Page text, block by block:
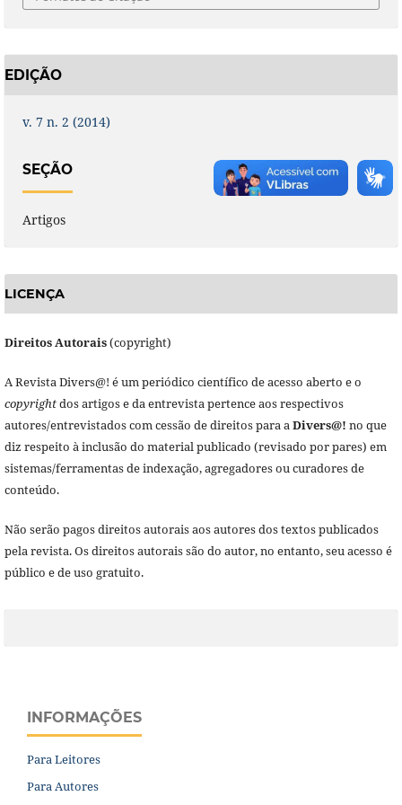
EDIÇÃO
v. 7 n. 2 (2014)
SEÇÃO
Artigos
LICENÇA
Direitos Autorais(copyright)
A Revista Divers@! é um periódico científico de acesso aberto e o
copyrightdos artigos e da entrevista pertence aos respectivos
autores/entrevistados com cessão de direitos para aDivers@! no que
diz respeito à inclusão do material publicado (revisado por pares) em
sistemas/ferramentas de indexação, agregadores ou curadores de
conteúdo.
Não serão pagos direitos autorais aos autores dos textos publicados
pela revista. Os direitos autorais são do autor, no entanto, seu acesso é
público e de uso gratuito.
INFORMAÇÕES
Para Leitores
Para Autores